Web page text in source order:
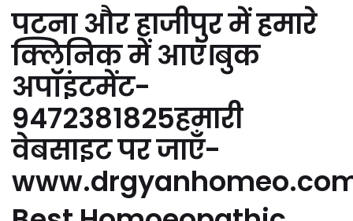
पटना और हाजीपुर में हमारे
क्लिनिक में आएं।बुक
अपॉइंटमेंट-
9472381825हमारी
वेबसाइट पर जाएँ-